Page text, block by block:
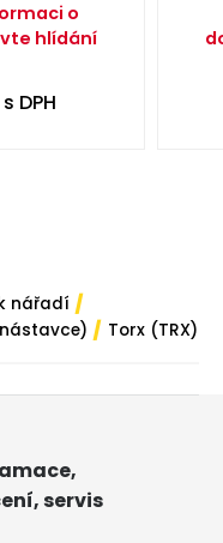
o
hlídání
s DPH
nářadí /
/ Torx (TRX)
servis